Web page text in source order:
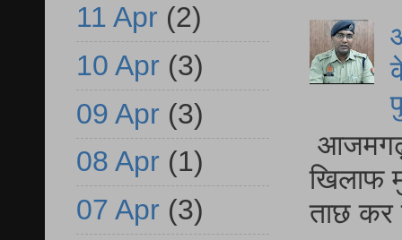
आजमगढ़
खिलाफ
ताछ कर
11 Apr (2)
10 Apr (3)
09 Apr (3)
08 Apr (1)
07 Apr (3)